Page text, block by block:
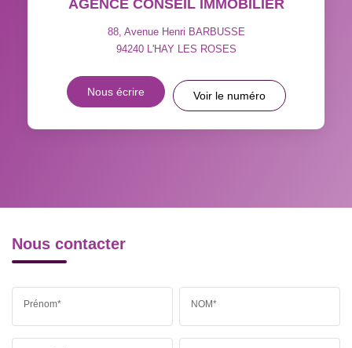
TAXE FONCIÈRE
PART DES MÉNAGES SANS
VOITURE
RÉSULTATS DES LYCÉES ECOLES ET CRÈCHES
AGENCE CONSEIL IMMOBILIER
88, Avenue Henri BARBUSSE
94240 L'HAY LES ROSES
Nous écrire Voir le numéro
Nous contacter
Prénom* NOM*